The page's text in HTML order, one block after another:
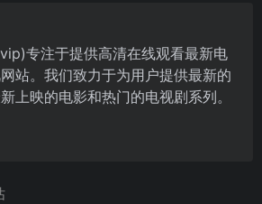
专注于提供高清在线观看最新电
站。我们致力于为用户提供最新的
上映的电影和热门的电视剧系列。